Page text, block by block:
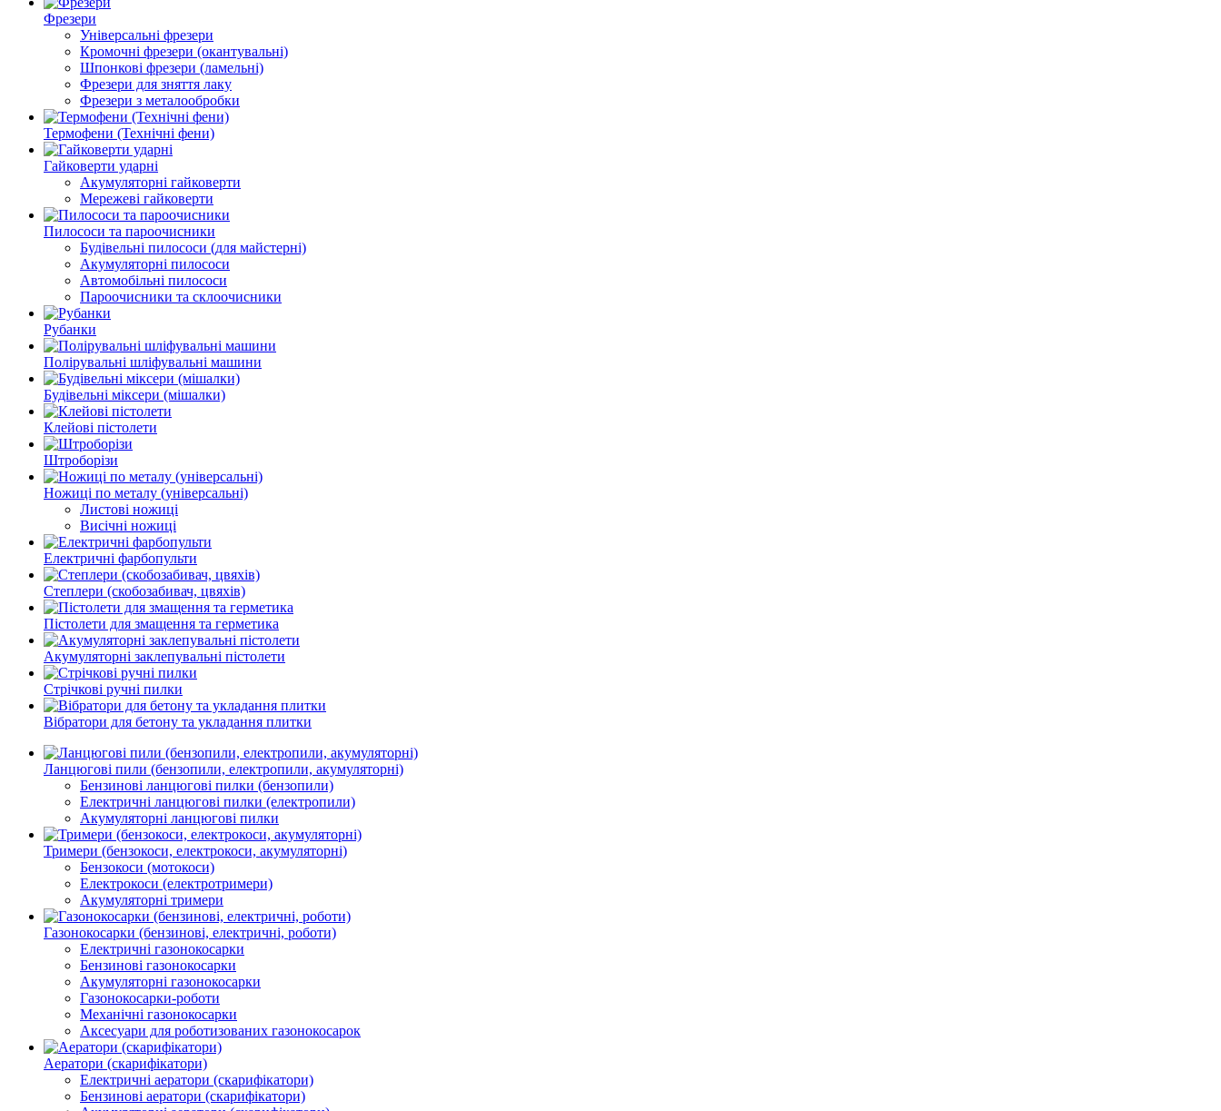
Фрезери
Універсальні фрезери
Кромочні фрезери (окантувальні)
Шпонкові фрезери (ламельні)
Фрезери для зняття лаку
Фрезери з металообробки
Термофени (Технічні фени)
Гайковерти ударні
Акумуляторні гайковерти
Мережеві гайковерти
Пилососи та пароочисники
Будівельні пилососи (для майстерні)
Акумуляторні пилососи
Автомобільні пилососи
Пароочисники та склоочисники
Рубанки
Полірувальні шліфувальні машини
Будівельні міксери (мішалки)
Клейові пістолети
Штроборізи
Ножиці по металу (універсальні)
Листові ножиці
Висічні ножиці
Електричні фарбопульти
Степлери (скобозабивач, цвяхів)
Пістолети для змащення та герметика
Акумуляторні заклепувальні пістолети
Стрічкові ручні пилки
Вібратори для бетону та укладання плитки
Ланцюгові пили (бензопили, електропили, акумуляторні)
Бензинові ланцюгові пилки (бензопили)
Електричні ланцюгові пилки (електропили)
Акумуляторні ланцюгові пилки
Тримери (бензокоси, електрокоси, акумуляторні)
Бензокоси (мотокоси)
Електрокоси (електротримери)
Акумуляторні тримери
Газонокосарки (бензинові, електричні, роботи)
Електричні газонокосарки
Бензинові газонокосарки
Акумуляторні газонокосарки
Газонокосарки-роботи
Механічні газонокосарки
Аксесуари для роботизованих газонокосарок
Аератори (скарифікатори)
Електричні аератори (скарифікатори)
Бензинові аератори (скарифікатори)